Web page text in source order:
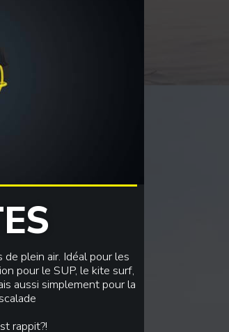
plein air. Idéal pour les
pour le SUP, le kite surf,
aussi simplement pour la
rappit?!